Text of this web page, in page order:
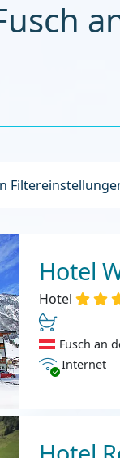
Hotel
Hotel
Fusch an
InternetInternet